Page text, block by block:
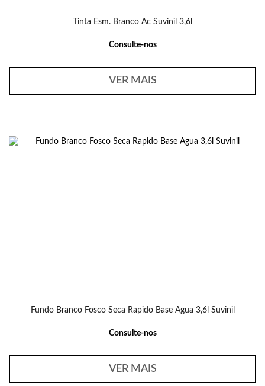
Tinta Esm. Branco Ac Suvinil 3,6l
Consulte-nos
VER MAIS
Fundo Branco Fosco Seca Rapido Base Agua 3,6l Suvinil
Consulte-nos
VER MAIS